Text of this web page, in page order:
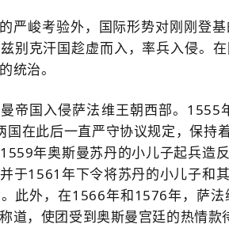
严峻考验外，国际形势对刚刚登
别克汗国趁虚而入，率兵入侵。
统治。
帝国入侵萨法维王朝西部。
国在此后一直严守协议规定，保持
年奥斯曼苏丹的小儿子起兵造
于1561年下令将苏丹的小儿子和
此外，在1566年和1576年，萨
道，使团受到奥斯曼宫廷的热情